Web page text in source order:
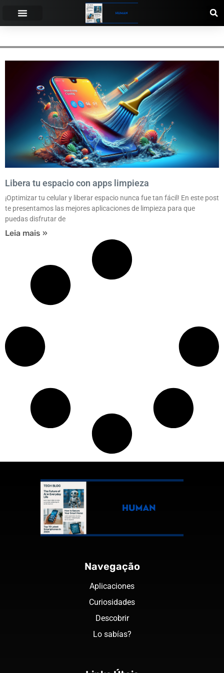
Libera tu espacio con apps limpieza
¡Optimizar tu celular y liberar espacio nunca fue tan fácil! En este post
te presentamos las mejores aplicaciones de limpieza para que
puedas disfrutar de
Leia mais »
Navegação
Aplicaciones
Curiosidades
Descobrir
Lo sabías?